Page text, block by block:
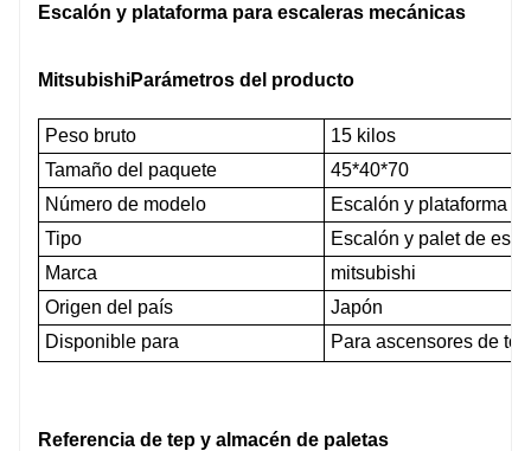
Escalón y plataforma para escaleras mecánicas
MitsubishiParámetros del producto
Peso bruto
15 kilos
Tamaño del paquete
45*40*70
Número de modelo
Escalón y plataforma
Tipo
Escalón y palet de
Marca
mitsubishi
Origen del país
Japón
Disponible para
Para ascensores de
Referencia de tep y almacén de paletas